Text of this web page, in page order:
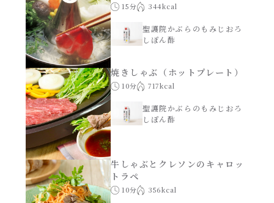
15分 344kcal
聖護院かぶらのもみじおろ
しぽん酢
焼きしゃぶ（ホットプレート）
10分 717kcal
聖護院かぶらのもみじおろ
しぽん酢
牛しゃぶとクレソンのキャロッ
トラペ
10分 356kcal